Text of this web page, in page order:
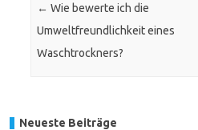
← Wie bewerte ich die
Umweltfreundlichkeit eines
Waschtrockners?
Neueste Beiträge